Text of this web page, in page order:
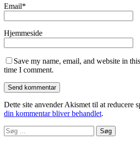
Email*
Hjemmeside
Save my name, email, and website in
time I comment.
Dette site anvender Akismet til at reducere
din kommentar bliver behandlet.
Søg
efter: